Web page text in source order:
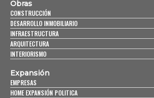
Obras
CONSTRUCCIÓN
DESARROLLO INMOBILIARIO
INFRAESTRUCTURA
ARQUITECTURA
INTERIORISMO
Expansión
EMPRESAS
HOME EXPANSIÓN POLITICA